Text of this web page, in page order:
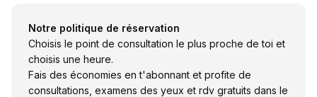
Notre politique de réservation
Choisis le point de consultation le plus proche de toi et
choisis une heure.
Fais des économies en t'abonnant et profite de
consultations, examens des yeux et rdv gratuits dans le